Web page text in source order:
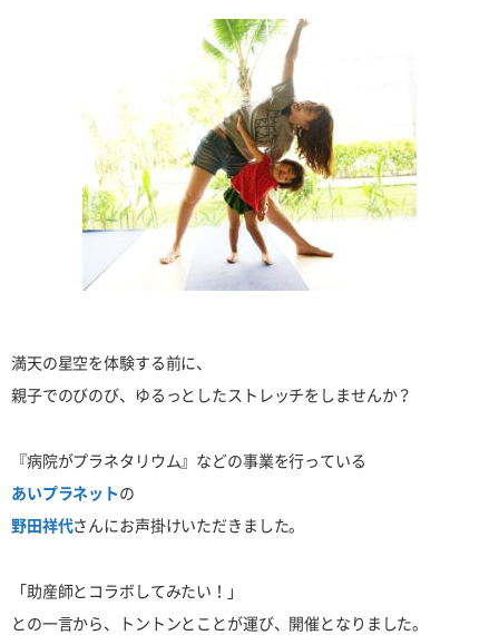
満天の星空を体験する前に、
親子でのびのび、ゆるっとしたストレッチをしませんか？
『病院がプラネタリウム』などの事業を行っている
あいプラネットの
野田祥代さんにお声掛けいただきました。
「助産師とコラボしてみたい！」
との一言から、トントンとことが運び、開催となりました。